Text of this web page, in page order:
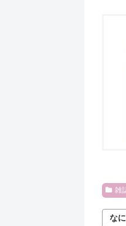
雑
な